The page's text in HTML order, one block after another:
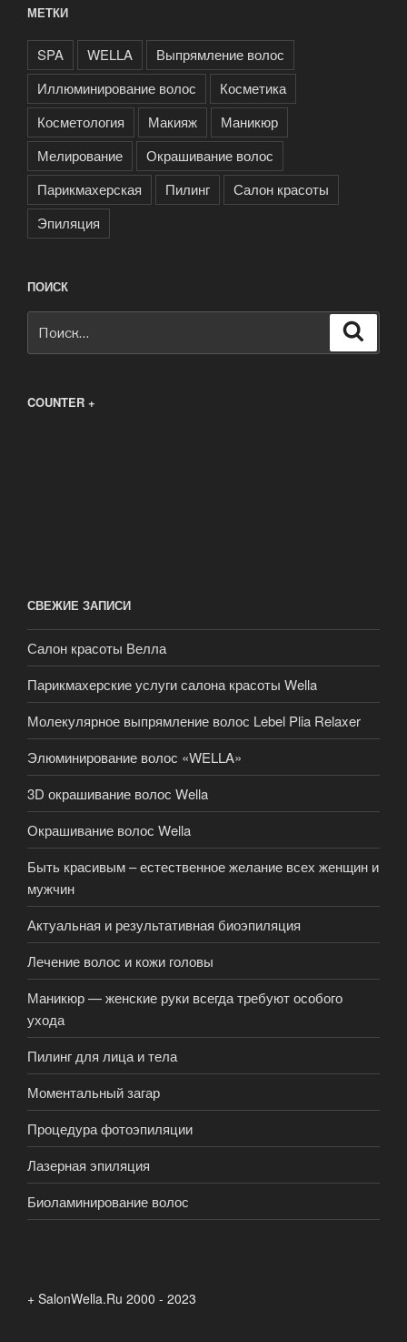
МЕТКИ
SPA WELLA
Выпрямление волос
Иллюминирование волос
Косметика
Косметология
Макияж
Маникюр
Мелирование
Окрашивание волос
Парикмахерская
Пилинг
Салон красоты
Эпиляция
ПОИСК
COUNTER +
СВЕЖИЕ ЗАПИСИ
Салон красоты Велла
Парикмахерские услуги салона красоты Wella
Молекулярное выпрямление волос Lebel Plia Relaxer
Элюминирование волос «WELLA»
3D окрашивание волос Wella
Окрашивание волос Wella
Быть красивым – естественное желание всех женщин и
мужчин
Актуальная и результативная биоэпиляция
Лечение волос и кожи головы
Маникюр — женские руки всегда требуют особого
ухода
Пилинг для лица и тела
Моментальный загар
Процедура фотоэпиляции
Лазерная эпиляция
Биоламинирование волос
+ SalonWella.Ru 2000 - 2023